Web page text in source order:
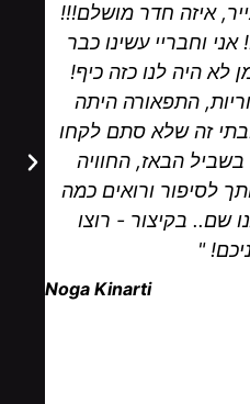
איזה חדר מושלם!!!
אני וחבריי עשינו כבר
לא היה לנו כזה כיף!
התפאורה היתה
זה שלא סתם לקחו
הבאז, החוויה
לסיפור ורואים כמה
שם.. בקיצור - רוצו
"
Noga Kinarti‎